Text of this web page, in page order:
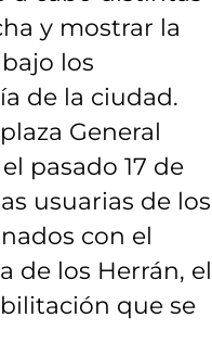
y mostrar la
los
de la ciudad.
General
pasado 17 de
usuarias de los
con el
de los Herrán, el
que se